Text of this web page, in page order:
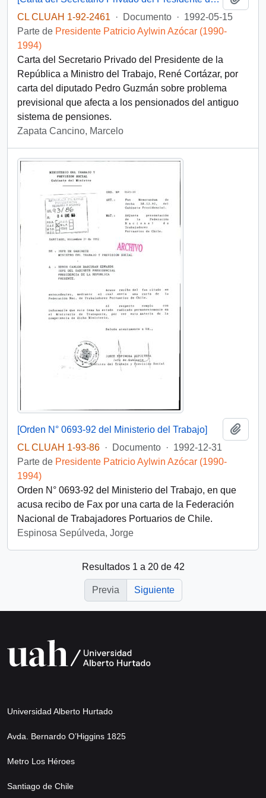
CL CLUAH 1-92-2461
· Documento · 1992-05-15
Parte de Presidente Patricio Aylwin Azócar (1990-
1994)
Carta del Secretario Privado del Presidente de la
República a Ministro del Trabajo, René Cortázar, por
carta del diputado Pedro Guzmán sobre problema
previsional que afecta a los pensionados del antiguo
sistema de pensiones.
Zapata Cancino, Marcelo
[Orden N° 0693-92 del Ministerio del Trabajo]
CL CLUAH 1-93-86 · Documento · 1992-12-31
Parte de Presidente Patricio Aylwin Azócar (1990-
1994)
Orden N° 0693-92 del Ministerio del Trabajo, en que
acusa recibo de Fax por una carta de la Federación
Nacional de Trabajadores Portuarios de Chile.
Espinosa Sepúlveda, Jorge
Resultados 1 a 20 de 42
Previa Siguiente
Universidad Alberto Hurtado
Avda. Bernardo O’Higgins 1825
Metro Los Héroes
Santiago de Chile